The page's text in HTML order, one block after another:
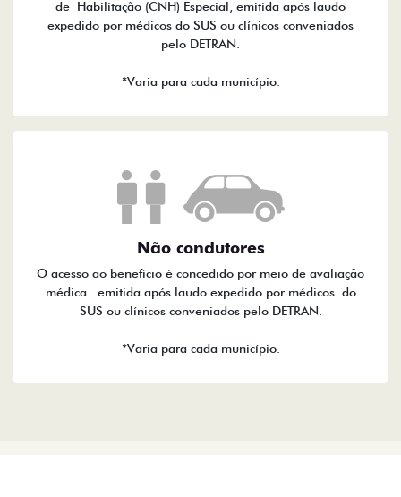
de Habilitação (CNH) Especial, emitida após laudo
expedido por médicos do SUS ou clínicos conveniados
pelo DETRAN.
*Varia para cada município.
Não condutores
O acesso ao benefício é concedido por meio de avaliação
médica emitida após laudo expedido por médicos do
SUS ou clínicos conveniados pelo DETRAN.
*Varia para cada município.